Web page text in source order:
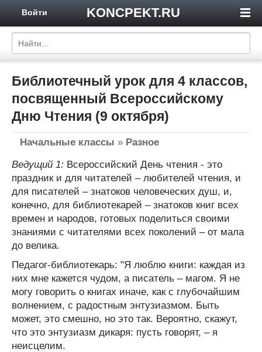
KONCPEKT.RU
Войти
Библиотечный урок для 4 классов,
посвященный Всероссийскому
Дню Чтения (9 октября)
Начальные классы » Разное
Ведущий 1: Всероссийский День чтения - это
праздник и для читателей – любителей чтения, и
для писателей – знатоков человеческих душ, и,
конечно, для библиотекарей – знатоков книг всех
времен и народов, готовых поделиться своими
знаниями с читателями всех поколений – от мала
до велика.
Педагог-библиотекарь: "Я люблю книги: каждая из
них мне кажется чудом, а писатель – магом. Я не
могу говорить о книгах иначе, как с глубочайшим
волнением, с радостным энтузиазмом. Быть
может, это смешно, но это так. Вероятно, скажут,
что это энтузиазм дикаря: пусть говорят, – я
неисцелим.